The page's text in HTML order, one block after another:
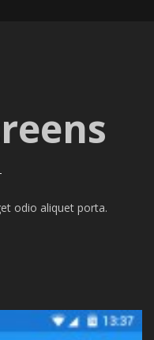
odio aliquet porta.